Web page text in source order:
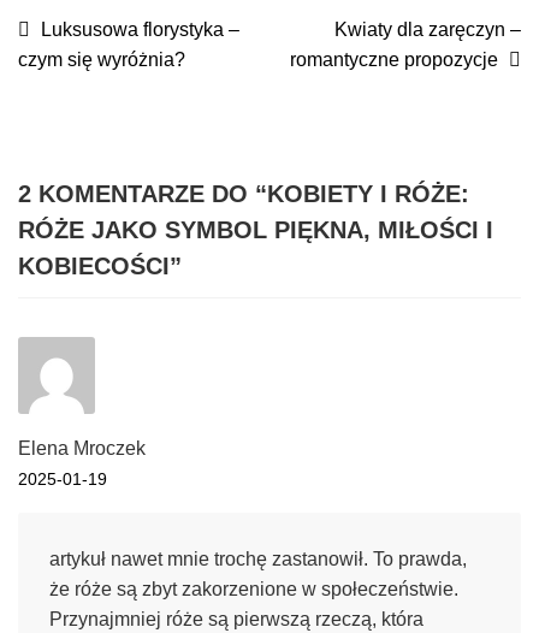
NAWIGACJA
WPISU
Poprzedni
wpis:
Luksusowa florystyka –
czym się wyróżnia?
Następny
wpis:
Kwiaty dla zaręczyn –
romantyczne propozycje
2 KOMENTARZE DO “KOBIETY I RÓŻE:
RÓŻE JAKO SYMBOL PIĘKNA, MIŁOŚCI I
KOBIECOŚCI”
Elena Mroczek
2025-01-19
artykuł nawet mnie trochę zastanowił. To prawda,
że róże są zbyt zakorzenione w społeczeństwie.
Przynajmniej róże są pierwszą rzeczą, która